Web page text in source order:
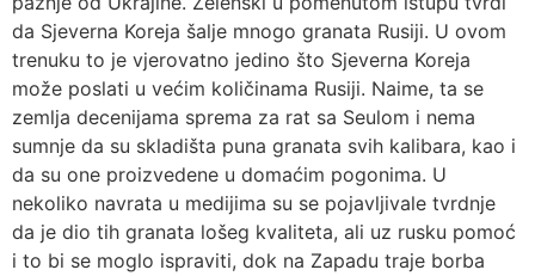
da Sjeverna Koreja šalje mnogo granata Rusiji. U ovom
trenuku to je vjerovatno jedino što Sjeverna Koreja
može poslati u većim količinama Rusiji. Naime, ta se
zemlja decenijama sprema za rat sa Seulom i nema
sumnje da su skladišta puna granata svih kalibara, kao i
da su one proizvedene u domaćim pogonima. U
nekoliko navrata u medijima su se pojavljivale tvrdnje
da je dio tih granata lošeg kvaliteta, ali uz rusku pomoć
i to bi se moglo ispraviti, dok na Zapadu traje borba